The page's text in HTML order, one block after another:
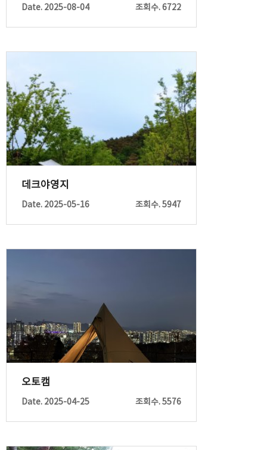
Date. 2025-08-04 조회수. 6722
데크야영지
Date. 2025-05-16 조회수. 5947
오토캠
Date. 2025-04-25 조회수. 5576